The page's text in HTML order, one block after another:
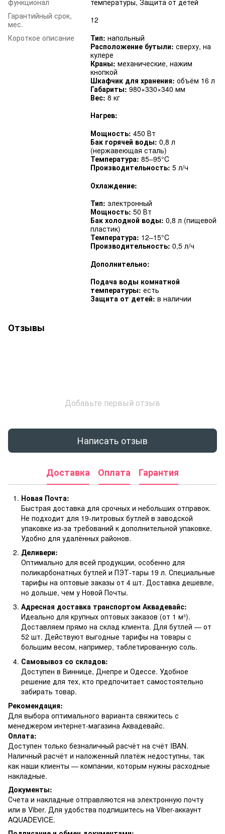
Гарантийный срок,
мес.
12
Короткое описание
Тип: напольный
Расположение бутыли: сверху, на
кулере
Краны: механические, нажим
кнопкой
Шкафчик для хранения: объём 16 л
Габариты: 980×330×340 мм
Вес: 8 кг
Нагрев:
Мощность: 450 Вт
Бак горячей воды: 0,8 л
(нержавеющая сталь)
Температура: 85–95°C
Производительность: 5 л/ч
Охлаждение:
Тип: электронный
Мощность: 50 Вт
Бак холодной воды: 0,8 л (пищевой
пластик)
Температура: 12–15°C
Производительность: 0,5 л/ч
Дополнительно:
Подача воды комнатной
температуры: есть
Защита от детей: в наличии
Отзывы
Добавьте первый отзыв
Написать отзыв
Доставка Оплата Гарантия
Новая Почта:
Быстрая доставка для срочных и небольших отправок.
Не подходит для 19-литровых бутлей в заводской
упаковке из-за требований к дополнительной упаковке.
Удобно для удалённых районов.
Деливери:
Оптимально для всей продукции, особенно для
поликарбонатных бутлей и ПЭТ-тары 19 л. Специальные
тарифы на оптовые заказы от 4 шт. Доставка дешевле,
но дольше, чем у Новой Почты.
Адресная доставка транспортом Аквадевайс:
Идеально для крупных оптовых заказов (от 1 м³).
Доставляем прямо на склад клиента. Для бутлей — от
52 шт. Действуют выгодные тарифы на товары с
большим весом, например, таблетированную соль.
Самовывоз со складов:
Доступен в Виннице, Днепре и Одессе. Удобное
решение для тех, кто предпочитает самостоятельно
забирать товар.
Рекомендация:
Для выбора оптимального варианта свяжитесь с
менеджером интернет-магазина Аквадевайс.
Оплата:
Доступен только безналичный расчёт на счёт IBAN.
Наличный расчёт и наложенный платёж недоступны, так
как наши клиенты — компании, которым нужны расходные
накладные.
Документы:
Счета и накладные отправляются на электронную почту
или в Viber. Для удобства подпишитесь на Viber-аккаунт
AQUADEVICE.